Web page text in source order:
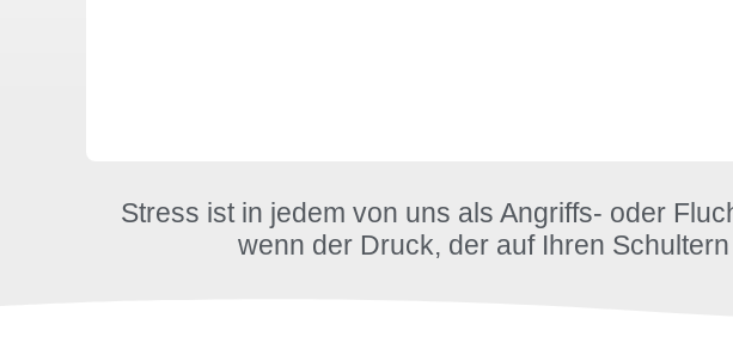
Stress ist in jedem von uns als Angriffs- oder
wenn der Druck, der auf Ihren